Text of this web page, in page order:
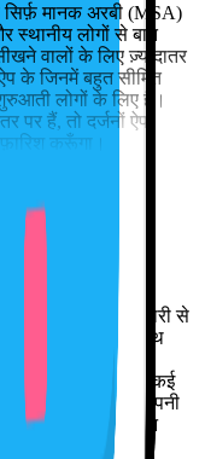
मानक अरबी (MSA)
स्थानीय लोगों से बात
वालों के लिए ज़्यादातर
के जिनमें बहुत सीमित
लोगों के लिए हैं।
पर हैं, तो दर्जनों ऐप
करूँगा।
याद रखने और समझदारी से
बेझिझक स्पैनिश के साथ
अगर मैं अंग्रेज़ी और
ज़रा भी नहीं चूकती। कई
के किसी भी पहर अपनी
सीखने का बेहतरीन